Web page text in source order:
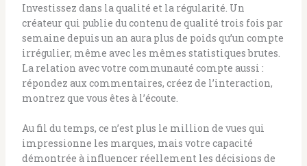
Investissez dans la qualité et la régularité. Un
créateur qui publie du contenu de qualité trois fois par
semaine depuis un an aura plus de poids qu’un compte
irrégulier, même avec les mêmes statistiques brutes.
La relation avec votre communauté compte aussi :
répondez aux commentaires, créez de l’interaction,
montrez que vous êtes à l’écoute.
Au fil du temps, ce n’est plus le million de vues qui
impressionne les marques, mais votre capacité
démontrée à influencer réellement les décisions de